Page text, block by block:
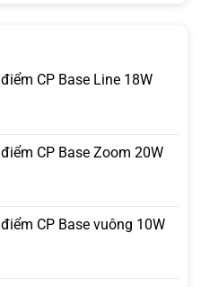
CP Base Line 18W
CP Base Zoom 20W
CP Base vuông 10W